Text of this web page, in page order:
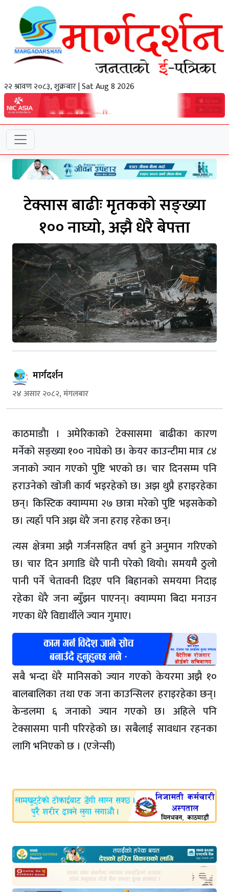
२२ श्रावण २०८३, शुक्रबार | Sat Aug 8 2026
टेक्सास बाढीः मृतकको सङ्ख्या
१०० नाघ्यो, अझै धेरै बेपत्ता
मार्गदर्शन
२४ असार २०८२, मंगलबार
काठमाडौा । अमेरिकाको टेक्सासमा बाढीका कारण
मर्नेको सङ्ख्या १०० नाघेको छ। केयर काउन्टीमा मात्र ८४
जनाको ज्यान गएको पुष्टि भएको छ। चार दिनसम्म पनि
हराउनेको खोजी कार्य भइरहेको छ। अझ थुप्रै हराइरहेका
छन्। किस्टिक क्याम्पमा २७ छात्रा मरेको पुष्टि भइसकेको
छ। त्यहाँ पनि अझ धेरै जना हराइ रहेका छन्।
त्यस क्षेत्रमा अझै गर्जनसहित वर्षा हुने अनुमान गरिएको
छ। चार दिन अगाडि धेरै पानी परेको थियो। समयमै ठुलो
पानी पर्ने चेतावनी दिइए पनि बिहानको समयमा निदाइ
रहेका धेरै जना ब्युँझन पाएनन्। क्याम्पमा बिदा मनाउन
गएका धेरै विद्यार्थीले ज्यान गुमाए।
सबै भन्दा धेरै मानिसको ज्यान गएको केयरमा अझै १०
बालबालिका तथा एक जना काउन्सिलर हराइरहेका छन्।
केन्डलमा ६ जनाको ज्यान गएको छ। अहिले पनि
टेक्सासमा पानी परिरहेको छ। सबैलाई सावधान रहनका
लागि भनिएको छ । (एजेन्सी)